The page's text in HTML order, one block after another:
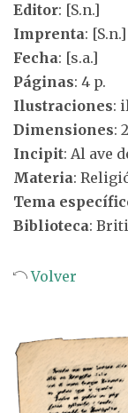
Editor: [S.n.]
Imprenta: [S.n.]
Fecha: [s.a.]
Páginas: 4 p.
Ilustraciones:
Dimensiones:
Incipit: Al ave
Materia:
Tema
Biblioteca:
Volver